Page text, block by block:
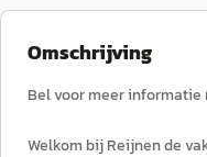
Omschrijving
Bel voor meer
Welkom bij Reijnen de